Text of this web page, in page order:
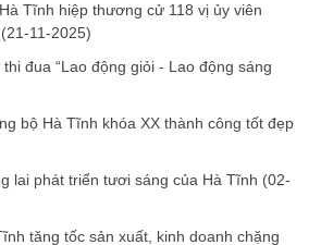
Tĩnh hiệp thương cử 118 vị ủy viên
(21-11-2025)
đua “Lao động giỏi - Lao động sáng
bộ Hà Tĩnh khóa XX thành công tốt đẹp
lai phát triển tươi sáng của Hà Tĩnh (02-
tăng tốc sản xuất, kinh doanh chặng